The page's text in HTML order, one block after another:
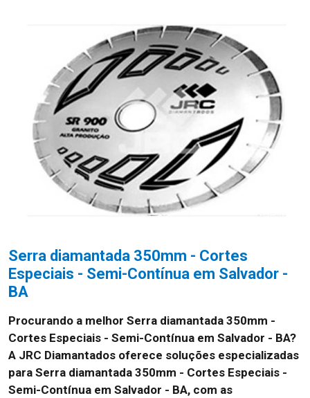
Serra diamantada 350mm - Cortes
Especiais - Semi-Contínua em Salvador -
BA
Procurando a melhor Serra diamantada 350mm -
Cortes Especiais - Semi-Contínua em Salvador - BA?
A JRC Diamantados oferece soluções especializadas
para Serra diamantada 350mm - Cortes Especiais -
Semi-Contínua em Salvador - BA, com as